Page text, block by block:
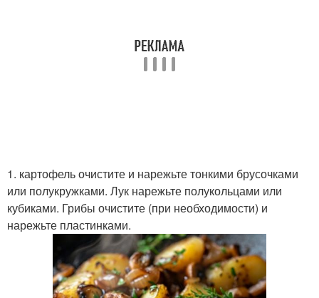
1. картофель очистите и нарежьте тонкими брусочками
или полукружками. Лук нарежьте полукольцами или
кубиками. Грибы очистите (при необходимости) и
нарежьте пластинками.